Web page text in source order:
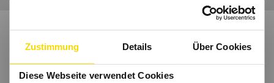
Zustimmung Details Über Cookies
Diese Webseite verwendet Cookies